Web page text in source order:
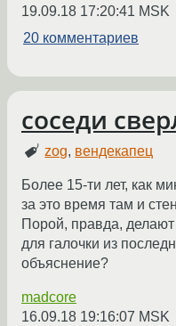
19.09.18 17:20:41 MSK
20 комментариев
соседи
zog, вендекапец
Более 15-ти лет, как
за это время там и
Порой, правда,
для галочки из
объяснение?
madcore
16.09.18 19:16:07 MSK